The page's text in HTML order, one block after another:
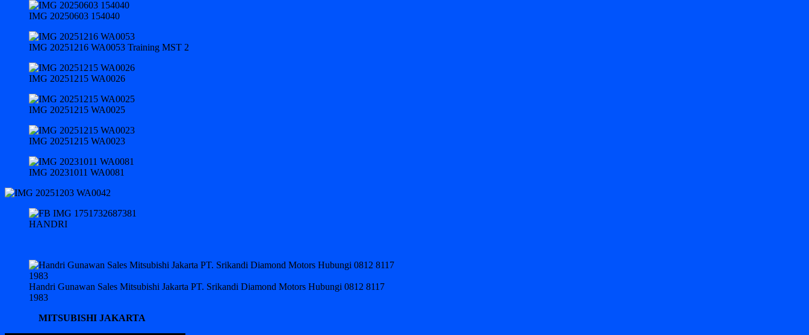
IMG 20250603 154040
IMG 20251216 WA0053 Training MST 2
IMG 20251215 WA0026
IMG 20251215 WA0025
IMG 20251215 WA0023
IMG 20231011 WA0081
HANDRI
Handri Gunawan Sales Mitsubishi Jakarta PT. Srikandi Diamond Motors Hubungi 0812 8117
1983
MITSUBISHI JAKARTA